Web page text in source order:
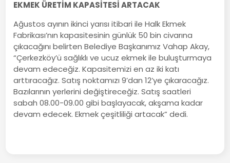
EKMEK ÜRETİM KAPASİTESİ ARTACAK
Ağustos ayının ikinci yarısı itibari ile Halk Ekmek
Fabrikası’nın kapasitesinin günlük 50 bin civarına
çıkacağını belirten Belediye Başkanımız Vahap Akay,
“Çerkezköy’ü sağlıklı ve ucuz ekmek ile buluşturmaya
devam edeceğiz. Kapasitemizi en az iki katı
arttıracağız. Satış noktamızı 9’dan 12’ye çıkaracağız.
Bazılarının yerlerini değiştireceğiz. Satış saatleri
sabah 08.00-09.00 gibi başlayacak, akşama kadar
devam edecek. Ekmek çeşitliliği artacak” dedi.